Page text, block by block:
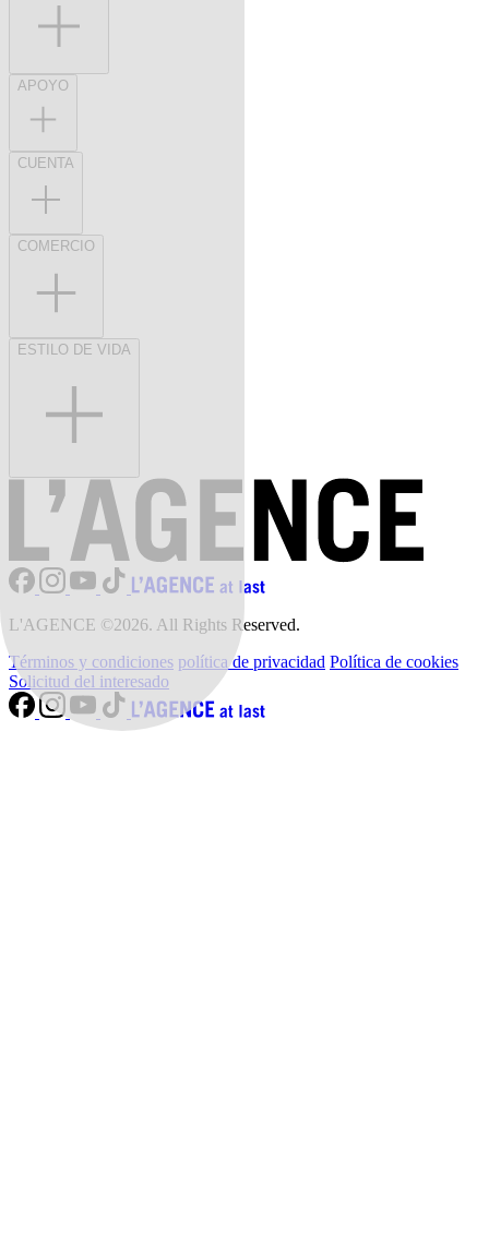
APOYO
CUENTA
COMERCIO
ESTILO DE VIDA
L'AGENCE ©2026. All Rights Reserved.
Términos y condiciones política de privacidad Política de cookies
Solicitud del interesado